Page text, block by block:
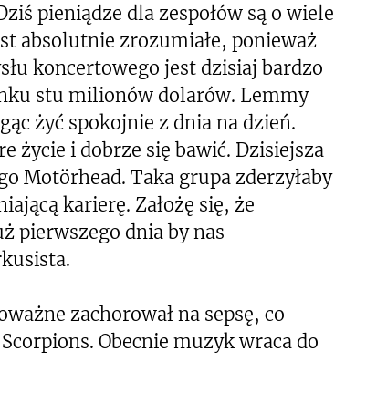
pieniądze dla zespołów są o wiele
absolutnie zrozumiałe, ponieważ
koncertowego jest dzisiaj bardzo
stu milionów dolarów. Lemmy
żyć spokojnie z dnia na dzień.
życie i dobrze się bawić. Dzisiejsza
Motörhead. Taka grupa zderzyłaby
karierę. Założę się, że
pierwszego dnia by nas
zachorował na sepsę, co
Obecnie muzyk wraca do